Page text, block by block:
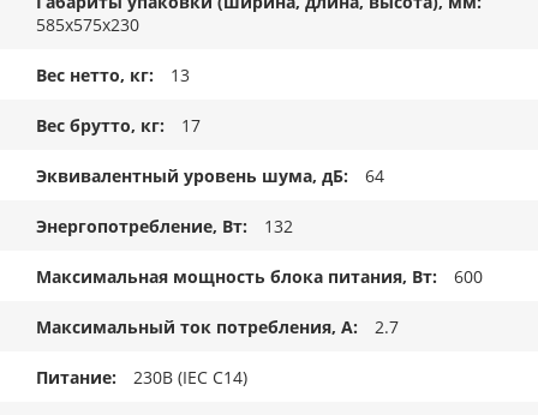
585x575x230
Вес нетто, кг 13
Вес брутто, кг 17
Эквивалентный уровень шума, дБ 64
Энергопотребление, Вт 132
Максимальная мощность блока питания, Вт 600
Максимальный ток потребления, А 2.7
Питание 230В (IEC C14)